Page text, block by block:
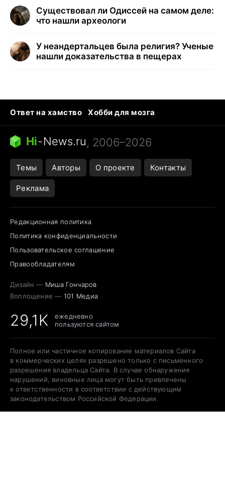
Существовал ли Одиссей на самом деле:
что нашли археологи
У неандертальцев была религия? Ученые
нашли доказательства в пещерах
Ответ на хамство
Хобби для мозга
Бензин 100 и 95
Тунцы в океанариуме
Следующая пандемия
Hi-News.ru, 2006–2026
Темы Авторы О проекте Контакты
Реклама
Редакционная политика
Политика конфиденциальности
Пользовательское соглашение
Правообладателям
Дизайн — Миша Гончаров
Воплощение — 101 Медиа
29,1K
ежедневно
пользуются сайтом
Полное или частичное копирование материалов Сайта
в коммерческих целях разрешено только с письменного
разрешения владельца Сайта. В случае обнаружения
нарушений, виновные лица могут быть привлечены
к ответственности в соответствии с действующим
законодательством Российской Федерации.